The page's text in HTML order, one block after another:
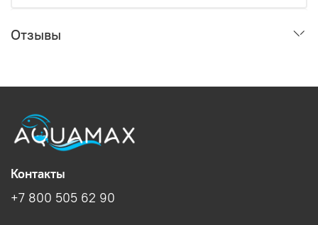
Отзывы
Контакты
+7 800 505 62 90